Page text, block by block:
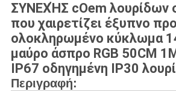
ΣΥΝΕΧΉΣ cOem λουρίδων
που χαιρετίζει έξυπνο
ολοκληρωμένο κύκλωμα
μαύρο άσπρο RGB 50CM
IP67 οδηγημένη IP30
Περιγραφή: